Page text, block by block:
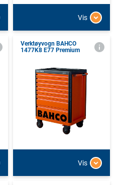
Vis
Verktøyvogn BAHCO
1477K8 E77 Premium
Vis